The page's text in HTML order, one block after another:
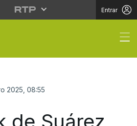
Entrar
de Suárez
2025, 08:55